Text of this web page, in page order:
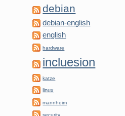
debian
debian-english
english
hardware
incluesion
katze
linux
mannheim